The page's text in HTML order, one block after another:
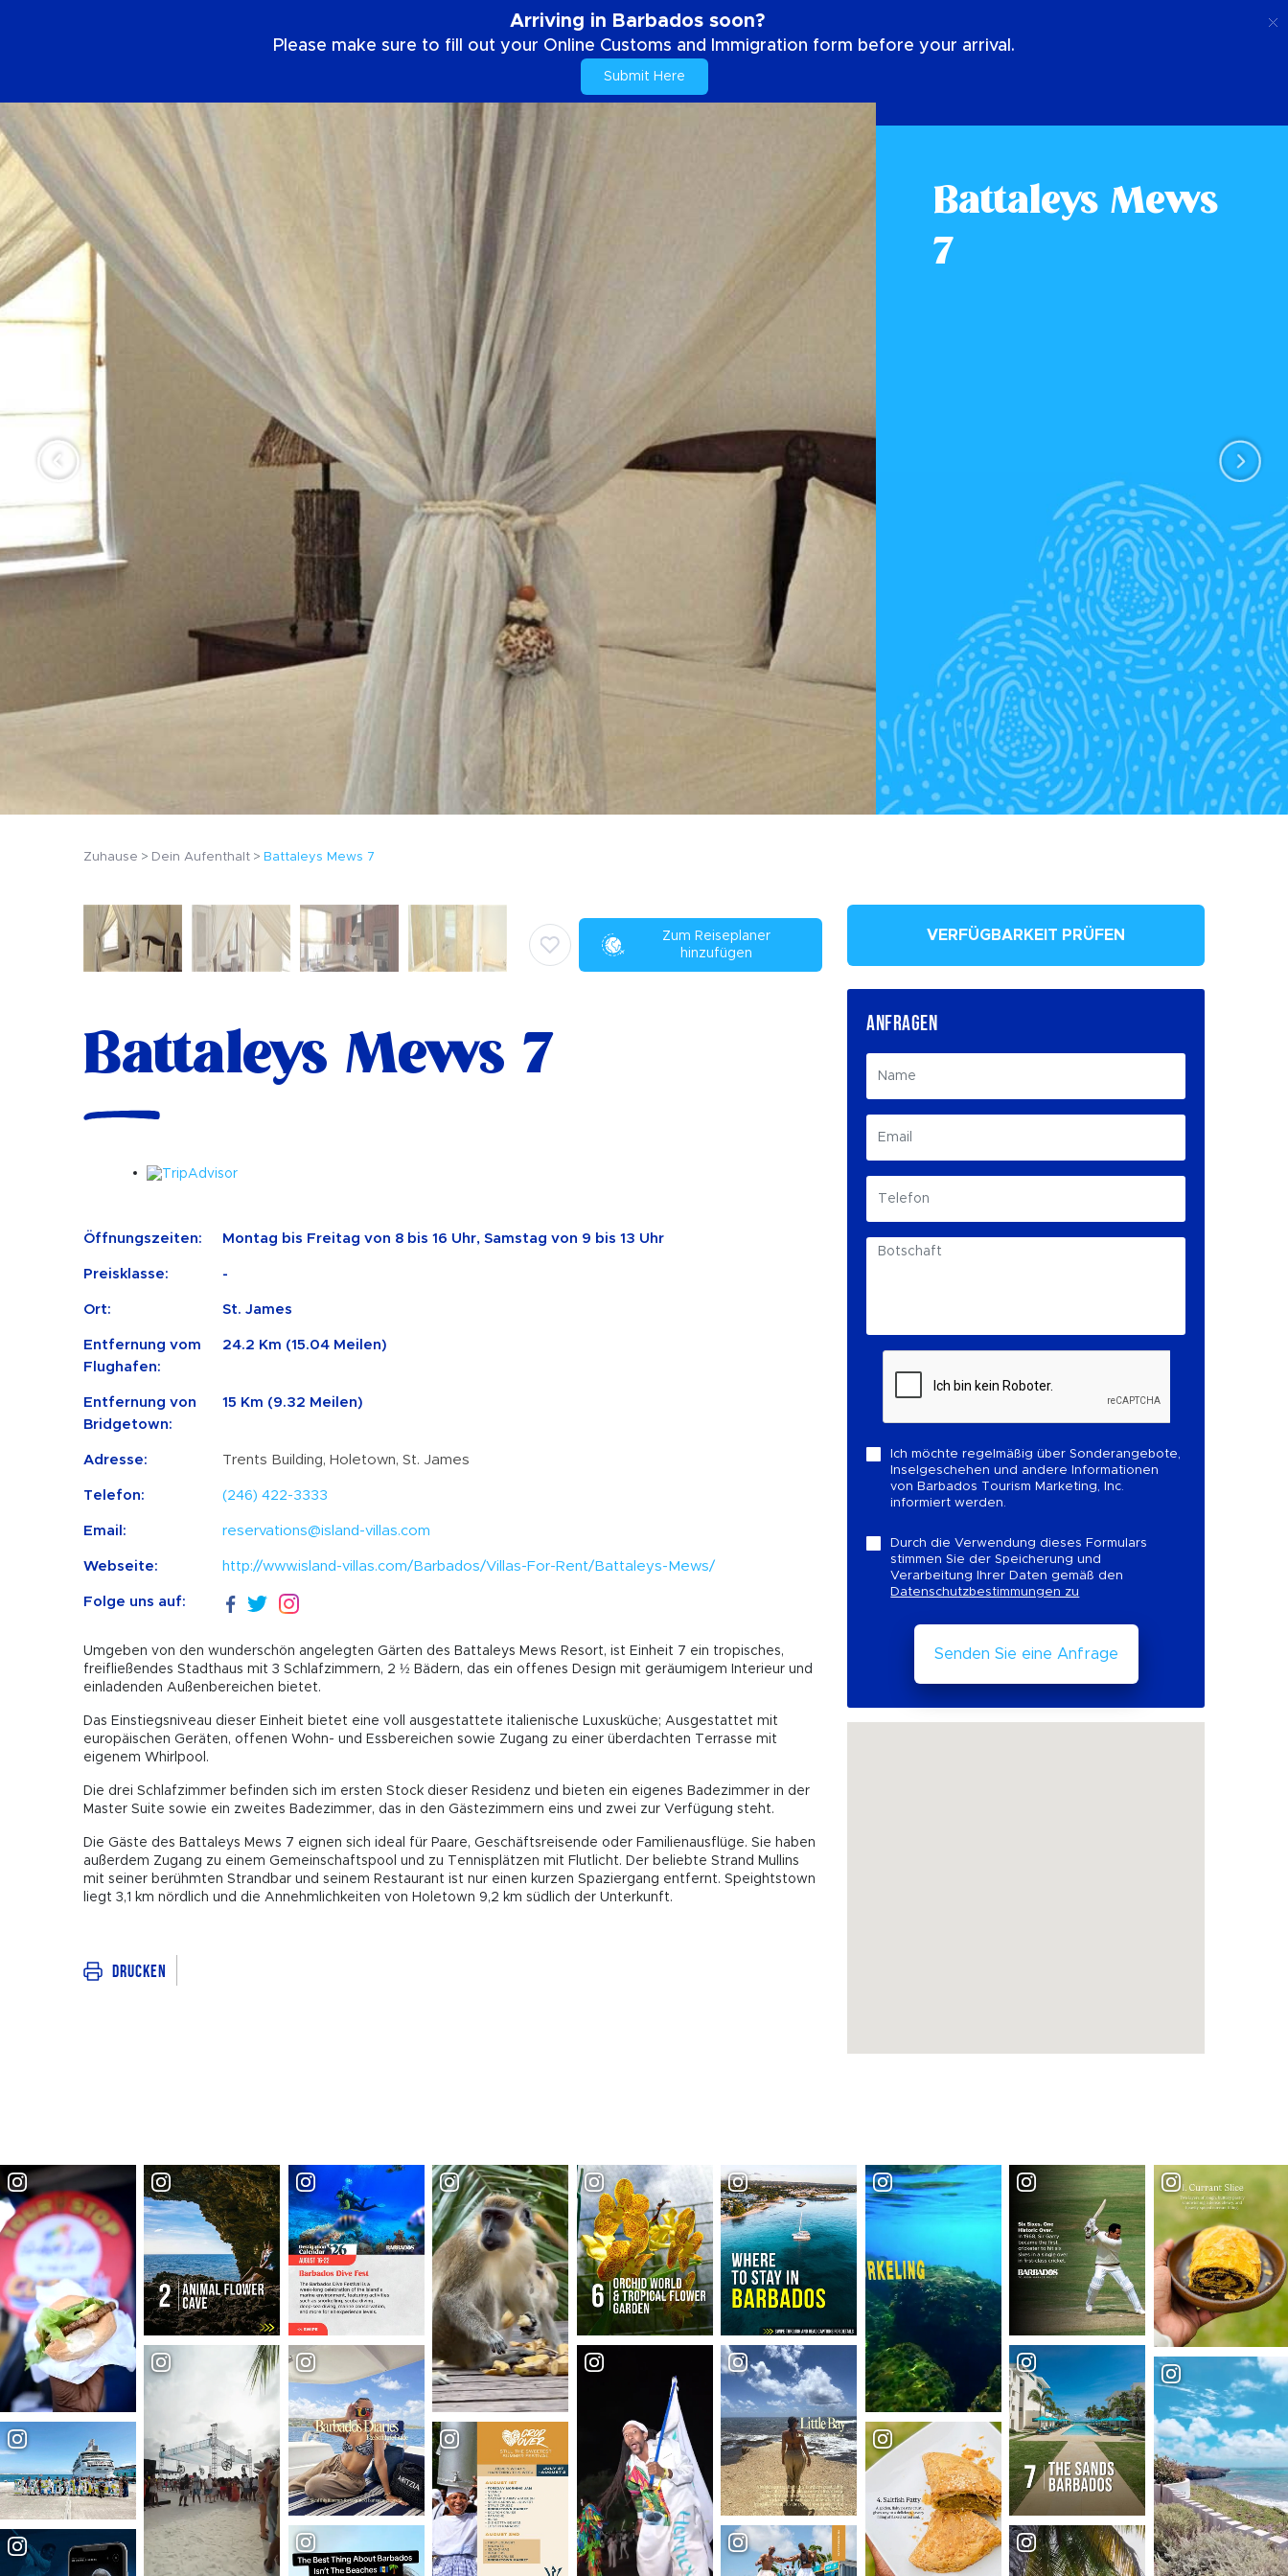
Arriving in Barbados soon?
Please make sure to fill out your Online Customs and Immigration form before your arrival.
Submit Here
Battaleys Mews
7
Zuhause Dein Aufenthalt Battaleys Mews 7
Zum Reiseplaner
hinzufügen
Battaleys Mews 7
Öffnungszeiten: Montag bis Freitag von 8 bis 16 Uhr, Samstag von 9 bis 13 Uhr
Preisklasse: -
Ort: St. James
Entfernung vom
Flughafen:
24.2 Km (15.04 Meilen)
Entfernung von
Bridgetown:
15 Km (9.32 Meilen)
Adresse: Trents Building, Holetown, St. James
Telefon: (246) 422-3333
Email: reservations@island-villas.com
Webseite: http://www.island-villas.com/Barbados/Villas-For-Rent/Battaleys-Mews/
Folge uns auf:
Umgeben von den wunderschön angelegten Gärten des Battaleys Mews Resort, ist Einheit 7 ein tropisches,
freifließendes Stadthaus mit 3 Schlafzimmern, 2 ½ Bädern, das ein offenes Design mit geräumigem Interieur und
einladenden Außenbereichen bietet.
Das Einstiegsniveau dieser Einheit bietet eine voll ausgestattete italienische Luxusküche; Ausgestattet mit
europäischen Geräten, offenen Wohn- und Essbereichen sowie Zugang zu einer überdachten Terrasse mit
eigenem Whirlpool.
Die drei Schlafzimmer befinden sich im ersten Stock dieser Residenz und bieten ein eigenes Badezimmer in der
Master Suite sowie ein zweites Badezimmer, das in den Gästezimmern eins und zwei zur Verfügung steht.
Die Gäste des Battaleys Mews 7 eignen sich ideal für Paare, Geschäftsreisende oder Familienausflüge. Sie haben
außerdem Zugang zu einem Gemeinschaftspool und zu Tennisplätzen mit Flutlicht. Der beliebte Strand Mullins
mit seiner berühmten Strandbar und seinem Restaurant ist nur einen kurzen Spaziergang entfernt. Speightstown
liegt 3,1 km nördlich und die Annehmlichkeiten von Holetown 9,2 km südlich der Unterkunft.
Drucken
VERFÜGBARKEIT PRÜFEN
ANFRAGEN
Ich möchte regelmäßig über Sonderangebote,
Inselgeschehen und andere Informationen
von Barbados Tourism Marketing, Inc.
informiert werden.
Durch die Verwendung dieses Formulars
stimmen Sie der Speicherung und
Verarbeitung Ihrer Daten gemäß den
Datenschutzbestimmungen zu